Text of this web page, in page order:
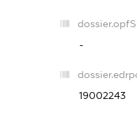
-
19002243